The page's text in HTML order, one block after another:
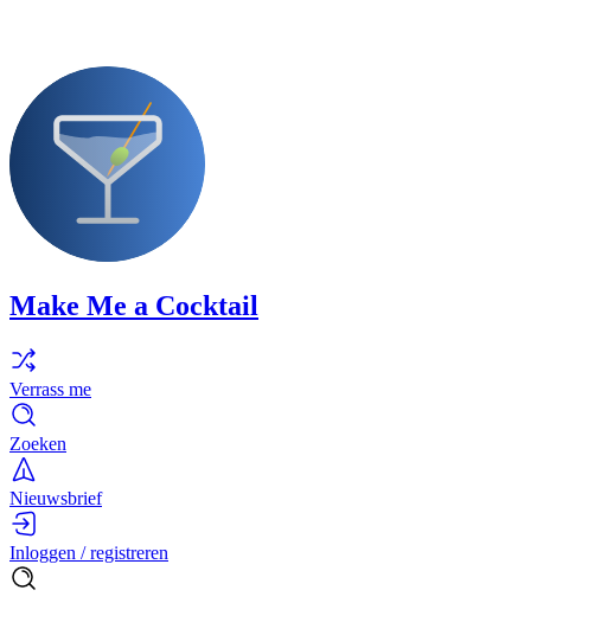
Make Me a Cocktail
Verrass me
Zoeken
Nieuwsbrief
Inloggen / registreren